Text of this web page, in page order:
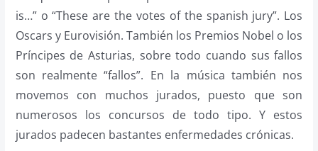
is…” o “These are the votes of the spanish jury”. Los
Oscars y Eurovisión. También los Premios Nobel o los
Príncipes de Asturias, sobre todo cuando sus fallos
son realmente “fallos”. En la música también nos
movemos con muchos jurados, puesto que son
numerosos los concursos de todo tipo. Y estos
jurados padecen bastantes enfermedades crónicas.